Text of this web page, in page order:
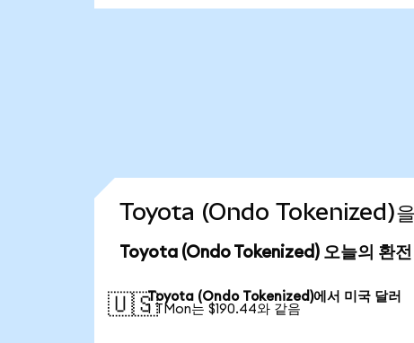
Toyota (Ondo Tokenized)을
Toyota (Ondo Tokenized) 오늘의 환전
🇺🇸Toyota (Ondo Tokenized)에서 미국 달러
1 TMon는 $190.44와 같음